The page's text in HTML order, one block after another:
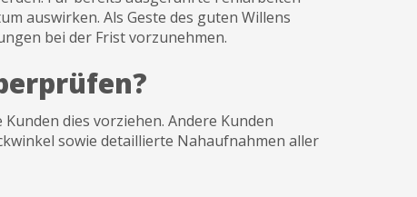
auswirken. Als Geste des guten Willens
bei der Frist vorzunehmen.
dies vorziehen. Andere Kunden
sowie detaillierte Nahaufnahmen aller